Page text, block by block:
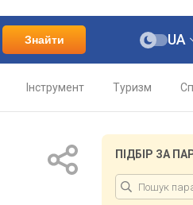
Знайти UA
Інструмент Туризм
ПІДБІР ЗА